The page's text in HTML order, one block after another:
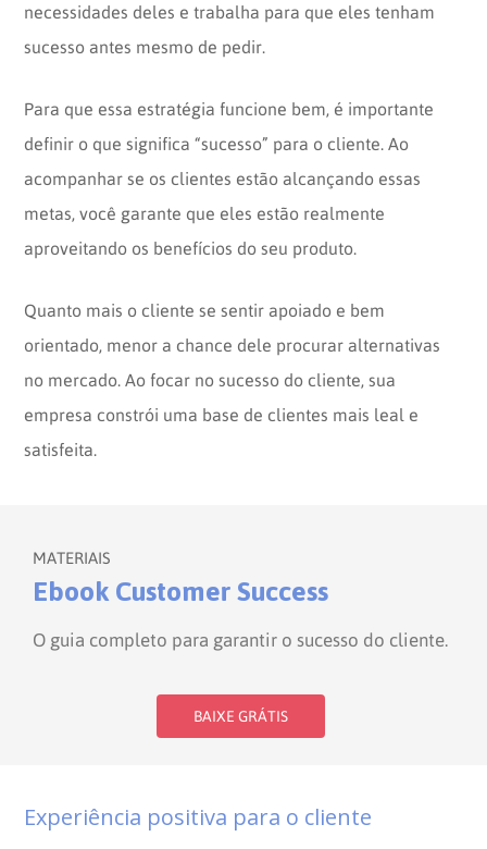
necessidades deles e trabalha para que eles tenham
sucesso antes mesmo de pedir.
Para que essa estratégia funcione bem, é importante
definir o que significa “sucesso” para o cliente. Ao
acompanhar se os clientes estão alcançando essas
metas, você garante que eles estão realmente
aproveitando os benefícios do seu produto.
Quanto mais o cliente se sentir apoiado e bem
orientado, menor a chance dele procurar alternativas
no mercado. Ao focar no sucesso do cliente, sua
empresa constrói uma base de clientes mais leal e
satisfeita.
MATERIAIS
Ebook Customer Success
O guia completo para garantir o sucesso do cliente.
BAIXE GRÁTIS
Experiência positiva para o cliente